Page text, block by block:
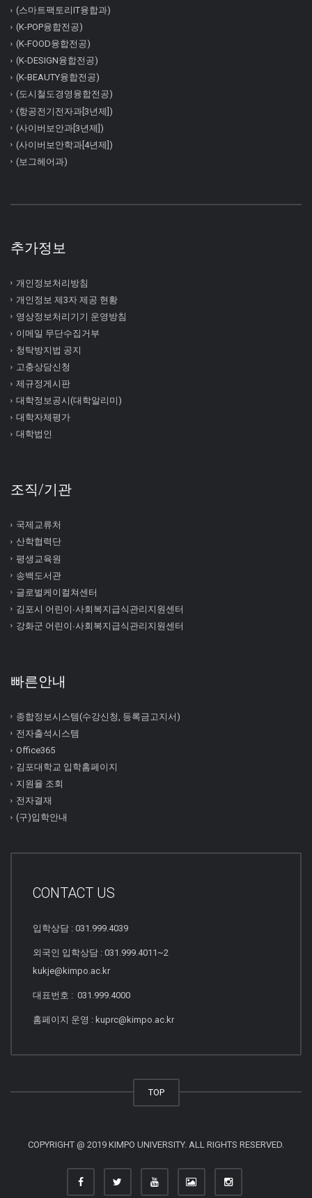
(스마트팩토리IT융합과)
(K-POP융합전공)
(K-FOOD융합전공)
(K-DESIGN융합전공)
(K-BEAUTY융합전공)
(도시철도경영융합전공)
(항공전기전자과[3년제])
(사이버보안과[3년제])
(사이버보안학과[4년제])
(보그헤어과)
추가정보
개인정보처리방침
개인정보 제3자 제공 현황
영상정보처리기기 운영방침
이메일 무단수집거부
청탁방지법 공지
고충상담신청
제규정게시판
대학정보공시(대학알리미)
대학자체평가
대학법인
조직/기관
국제교류처
산학협력단
평생교육원
송백도서관
글로벌케이컬쳐센터
김포시 어린이∙사회복지급식관리지원센터
강화군 어린이∙사회복지급식관리지원센터
빠른안내
종합정보시스템(수강신청, 등록금고지서)
전자출석시스템
Office365
김포대학교 입학홈페이지
지원율 조회
전자결재
(구)입학안내
CONTACT US
입학상담 : 031.999.4039
외국인 입학상담 : 031.999.4011~2
kukje@kimpo.ac.kr
대표번호 : 031.999.4000
홈페이지 운영 : kuprc@kimpo.ac.kr
TOP
COPYRIGHT @ 2019 KIMPO UNIVERSITY. ALL RIGHTS RESERVED.